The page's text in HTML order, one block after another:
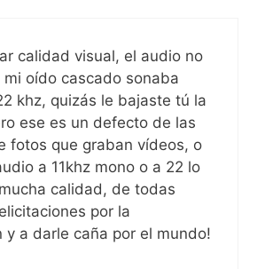
calidad visual, el audio no
oído cascado sonaba
khz, quizás le bajaste tú la
ese es un defecto de las
fotos que graban vídeos, o
a 11khz mono o a 22 lo
calidad, de todas
por la
y a darle caña por el mundo!